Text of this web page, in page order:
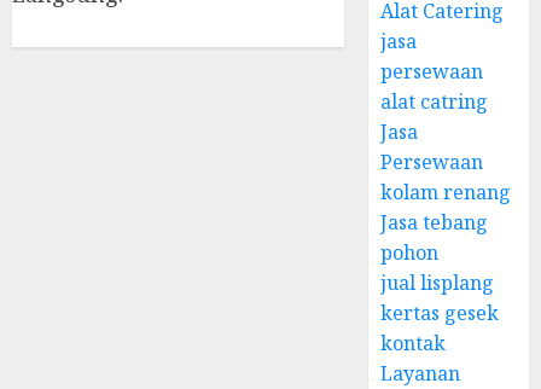
Alat Catering
jasa
persewaan
alat catring
Jasa
Persewaan
kolam renang
Jasa tebang
pohon
jual lisplang
kertas gesek
kontak
Layanan